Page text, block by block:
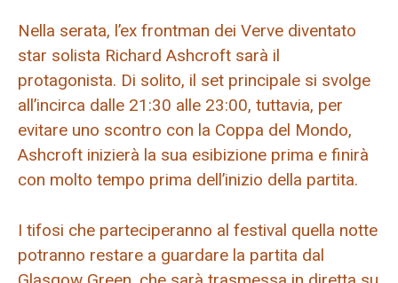
Nella serata, l’ex frontman dei Verve diventato
star solista Richard Ashcroft sarà il
protagonista. Di solito, il set principale si svolge
all’incirca dalle 21:30 alle 23:00, tuttavia, per
evitare uno scontro con la Coppa del Mondo,
Ashcroft inizierà la sua esibizione prima e finirà
con molto tempo prima dell’inizio della partita.
I tifosi che parteciperanno al festival quella notte
potranno restare a guardare la partita dal